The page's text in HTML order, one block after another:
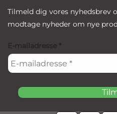
Tilmeld dig vores nyhedsbrev
modtage nyheder om nye
E-mailadresse *